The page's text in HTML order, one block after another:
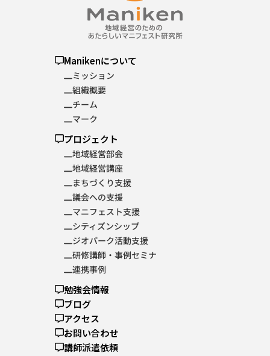
Manikenについて
ミッション
組織概要
チーム
マーク
プロジェクト
地域経営部会
地域経営講座
まちづくり支援
議会への支援
マニフェスト支援
シティズンシップ
ジオパーク活動支援
研修講師・事例セミナ
連携事例
勉強会情報
ブログ
アクセス
お問い合わせ
講師派遣依頼